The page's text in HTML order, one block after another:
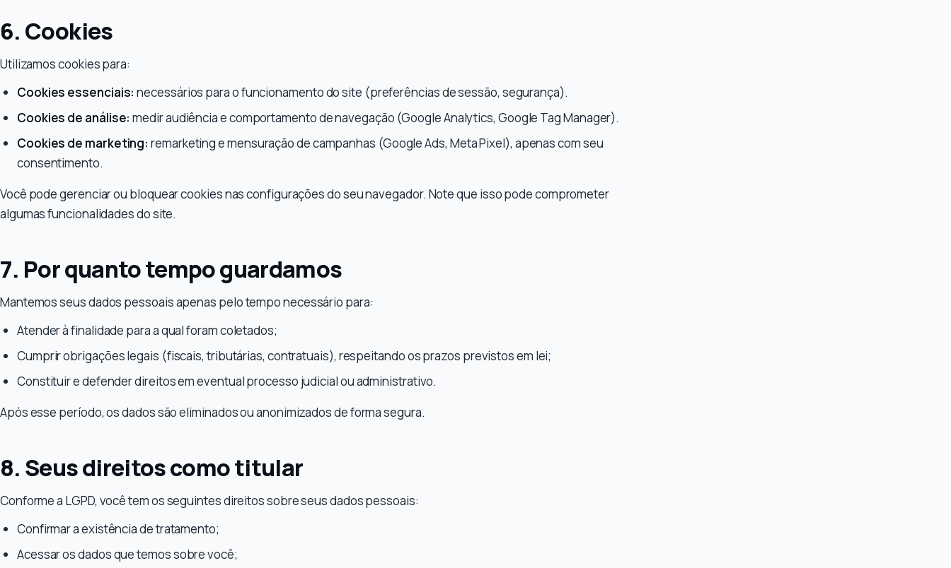
6. Cookies
Utilizamos cookies para:
Cookies essenciais: necessários para o funcionamento do site (preferências de sessão, segurança).
Cookies de análise: medir audiência e comportamento de navegação (Google Analytics, Google Tag Manager).
Cookies de marketing: remarketing e mensuração de campanhas (Google Ads, Meta Pixel), apenas com seu
consentimento.
Você pode gerenciar ou bloquear cookies nas configurações do seu navegador. Note que isso pode comprometer
algumas funcionalidades do site.
7. Por quanto tempo guardamos
Mantemos seus dados pessoais apenas pelo tempo necessário para:
Atender à finalidade para a qual foram coletados;
Cumprir obrigações legais (fiscais, tributárias, contratuais), respeitando os prazos previstos em lei;
Constituir e defender direitos em eventual processo judicial ou administrativo.
Após esse período, os dados são eliminados ou anonimizados de forma segura.
8. Seus direitos como titular
Conforme a LGPD, você tem os seguintes direitos sobre seus dados pessoais:
Confirmar a existência de tratamento;
Acessar os dados que temos sobre você;